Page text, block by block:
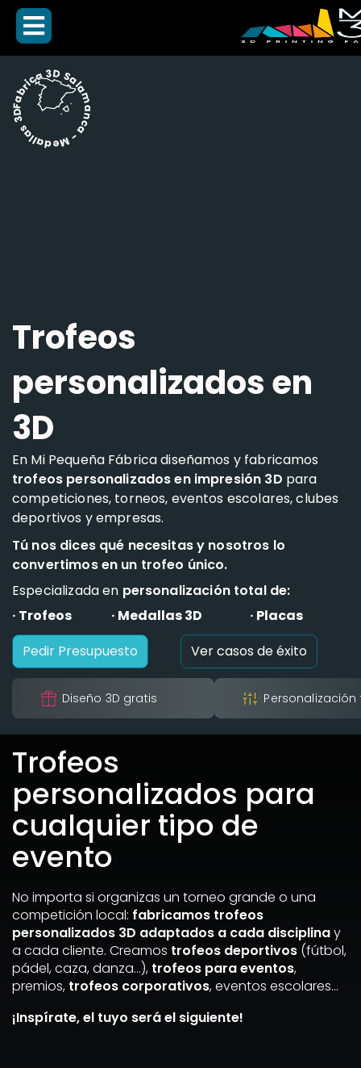
Fabrica 3D Salamanca - Medallas 3D -
Trofeos
personalizados en
3D
En Mi Pequeña Fábrica diseñamos y fabricamos
trofeos personalizados en impresión 3D para
competiciones, torneos, eventos escolares, clubes
deportivos y empresas.
Tú nos dices qué necesitas y nosotros lo
convertimos en un trofeo único.
Especializada en personalización total de:
· Trofeos
· Medallas 3D
· Placas
Pedir Presupuesto
Ver casos de éxito
Diseño 3D gratis
Trofeos
personalizados para
cualquier tipo de
evento
No importa si organizas un torneo grande o una
competición local: fabricamos trofeos
personalizados 3D adaptados a cada disciplinay
a cada cliente. Creamos trofeos deportivos (fútbol,
pádel, caza, danza…), trofeos para eventos,
premios, trofeos corporativos, eventos escolares…
¡Inspírate, el tuyo será el siguiente!